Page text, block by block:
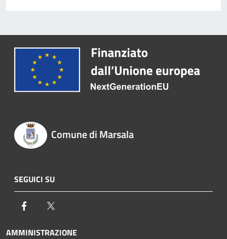
Comune di Marsala
SEGUICI SU
Facebook
AMMINISTRAZIONE